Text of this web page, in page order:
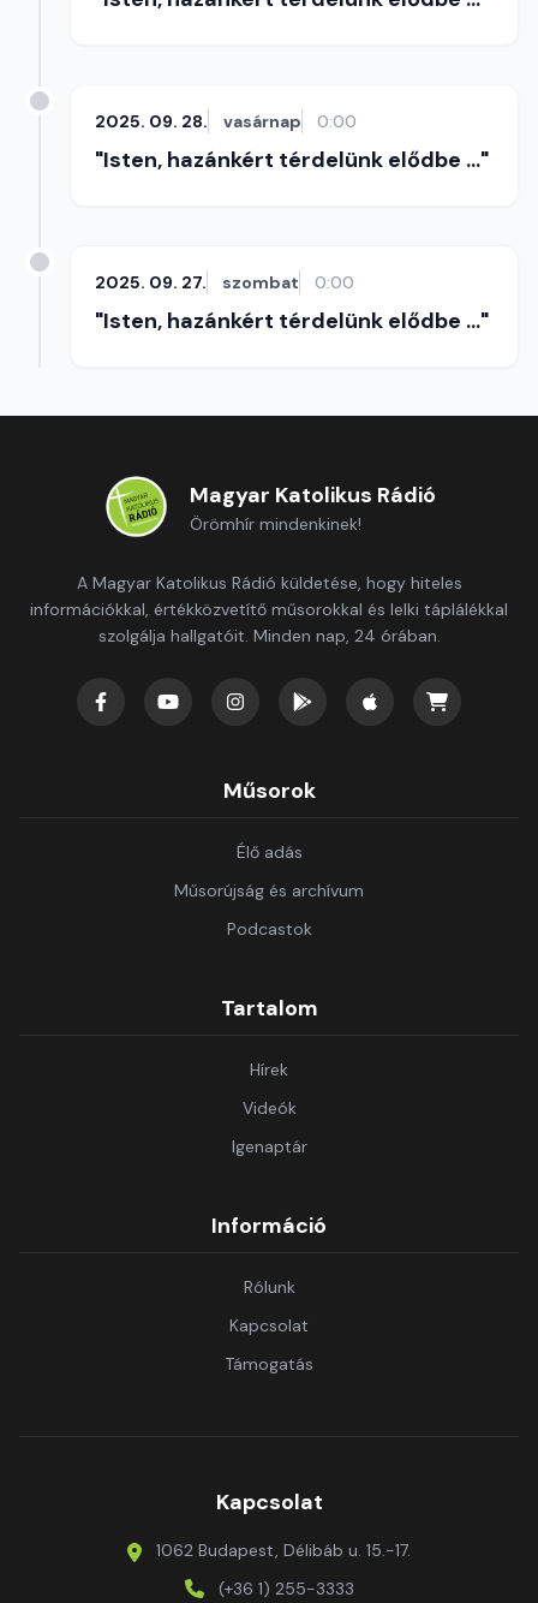
2025. 09. 28. vasárnap 0:00
"Isten, hazánkért térdelünk elődbe ..."
2025. 09. 27. szombat 0:00
"Isten, hazánkért térdelünk elődbe ..."
Magyar Katolikus Rádió
Örömhír mindenkinek!
A Magyar Katolikus Rádió küldetése, hogy hiteles
információkkal, értékközvetítő műsorokkal és lelki táplálékkal
szolgálja hallgatóit. Minden nap, 24 órában.
Műsorok
Élő adás
Műsorújság és archívum
Podcastok
Tartalom
Hírek
Videók
Igenaptár
Információ
Rólunk
Kapcsolat
Támogatás
Kapcsolat
1062 Budapest, Délibáb u. 15.-17.
(+36 1) 255-3333